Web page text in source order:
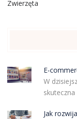
Zwierzęta
E-
W
Jak